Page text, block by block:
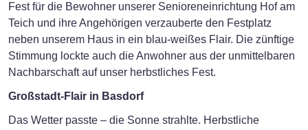
Fest für die Bewohner unserer Senioreneinrichtung Hof am
Teich und ihre Angehörigen verzauberte den Festplatz
neben unserem Haus in ein blau-weißes Flair. Die zünftige
Stimmung lockte auch die Anwohner aus der unmittelbaren
Nachbarschaft auf unser herbstliches Fest.
Großstadt-Flair in Basdorf
Das Wetter passte – die Sonne strahlte. Herbstliche